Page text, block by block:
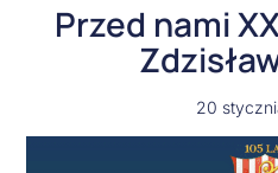
Przed nami
20